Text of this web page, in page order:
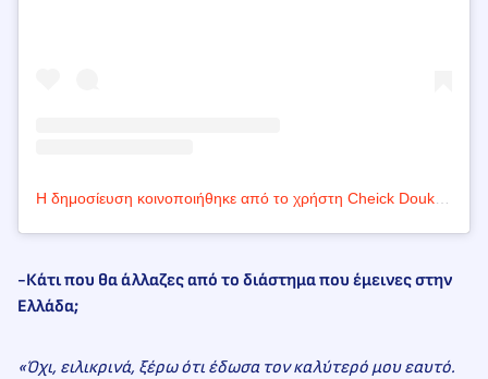
-Κάτι που θα άλλαζες από το διάστημα που έμεινες στην
Ελλάδα;
«Όχι, ειλικρινά, ξέρω ότι έδωσα τον καλύτερό μου εαυτό.